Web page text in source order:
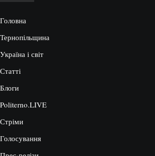
Головна
Тернопільщина
Україна і світ
Статті
Блоги
Politerno.LIVE
Стріми
Голосування